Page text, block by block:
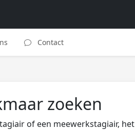
Contact
zoeken
of een meewerkstagiair, het